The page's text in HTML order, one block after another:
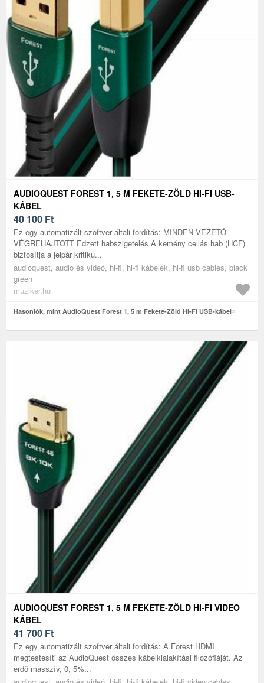
AUDIOQUEST FOREST 1, 5 M FEKETE-ZÖLD HI-FI USB-
KÁBEL
40 100 Ft
Ez egy automatizált szoftver általi fordítás: MINDEN VEZETŐ
VÉGREHAJTOTT Edzett habszigetelés A kemény cellás hab (HCF)
biztosítja a jelpár kritiku...
audioquest, audio és videó, hi-fi, hi-fi kábelek, hi-fi usb cables, black
green
muziker.hu
Hasonlók, mint AudioQuest Forest 1, 5 m Fekete-Zöld Hi-Fi USB-kábel
AUDIOQUEST FOREST 1, 5 M FEKETE-ZÖLD HI-FI VIDEO
KÁBEL
41 700 Ft
Ez egy automatizált szoftver általi fordítás: A Forest HDMI
megtestesíti az AudioQuest összes kábelkialakítási filozófiáját. Az
erdő masszív, 0, 5%...